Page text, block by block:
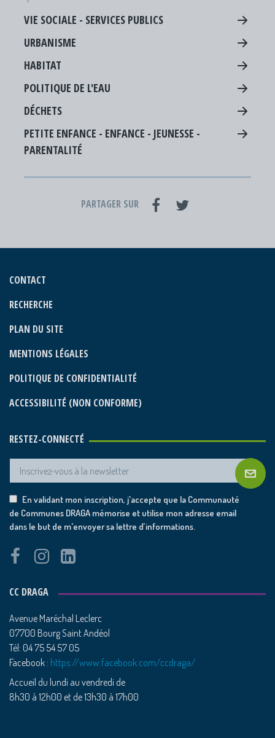
VIE SOCIALE - SERVICES PUBLICS
URBANISME
HABITAT
POLITIQUE DE L'EAU
DÉCHETS
PETITE ENFANCE - ENFANCE - JEUNESSE -
PARENTALITÉ
PARTAGER SUR
CONTACT
RECHERCHE
PLAN DU SITE
MENTIONS LÉGALES
POLITIQUE DE CONFIDENTIALITÉ
ACCESSIBILITÉ (NON CONFORME)
RESTEZ-CONNECTÉ
En validant mon inscription, j'accepte que la Communauté
de Communes DRAGA mémorise et utilise mon adresse email
dans le but de m'envoyer sa lettre d’informations.
CC DRAGA
Avenue Maréchal Leclerc
07700 Bourg Saint Andéol
Tél: 04 75 54 57 05
Facebook : https://www.facebook.com/ccdraga/
Accueil du lundi au vendredi de
8h30 à 12h00 et de 13h30 à 17h00